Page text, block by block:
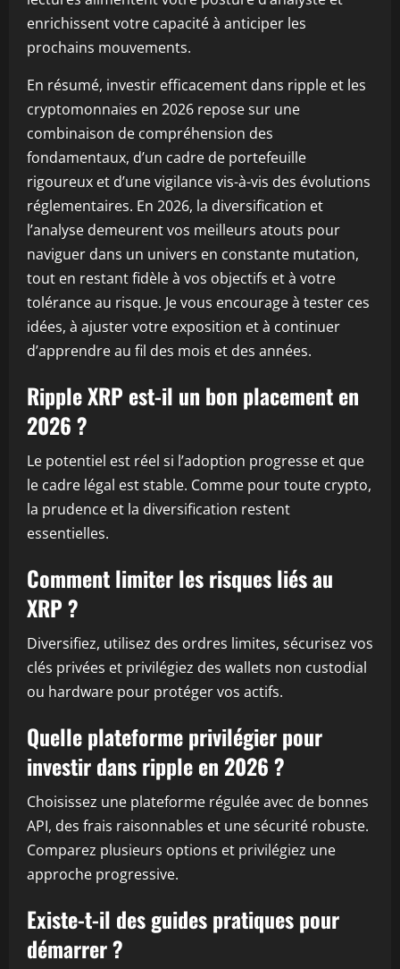
enrichissent votre capacité à anticiper les
prochains mouvements.
En résumé, investir efficacement dans ripple et les
cryptomonnaies en 2026 repose sur une
combinaison de compréhension des
fondamentaux, d’un cadre de portefeuille
rigoureux et d’une vigilance vis-à-vis des évolutions
réglementaires. En 2026, la diversification et
l’analyse demeurent vos meilleurs atouts pour
naviguer dans un univers en constante mutation,
tout en restant fidèle à vos objectifs et à votre
tolérance au risque. Je vous encourage à tester ces
idées, à ajuster votre exposition et à continuer
d’apprendre au fil des mois et des années.
Ripple XRP est-il un bon placement en
2026 ?
Le potentiel est réel si l’adoption progresse et que
le cadre légal est stable. Comme pour toute crypto,
la prudence et la diversification restent
essentielles.
Comment limiter les risques liés au
XRP ?
Diversifiez, utilisez des ordres limites, sécurisez vos
clés privées et privilégiez des wallets non custodial
ou hardware pour protéger vos actifs.
Quelle plateforme privilégier pour
investir dans ripple en 2026 ?
Choisissez une plateforme régulée avec de bonnes
API, des frais raisonnables et une sécurité robuste.
Comparez plusieurs options et privilégiez une
approche progressive.
Existe-t-il des guides pratiques pour
démarrer ?